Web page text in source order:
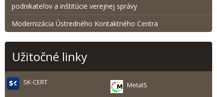
podnikateľov a inštitúcie verejnej správy
Modernizácia Ústredného Kontaktného Centra
Užitočné linky
SK-CERT MetaIS